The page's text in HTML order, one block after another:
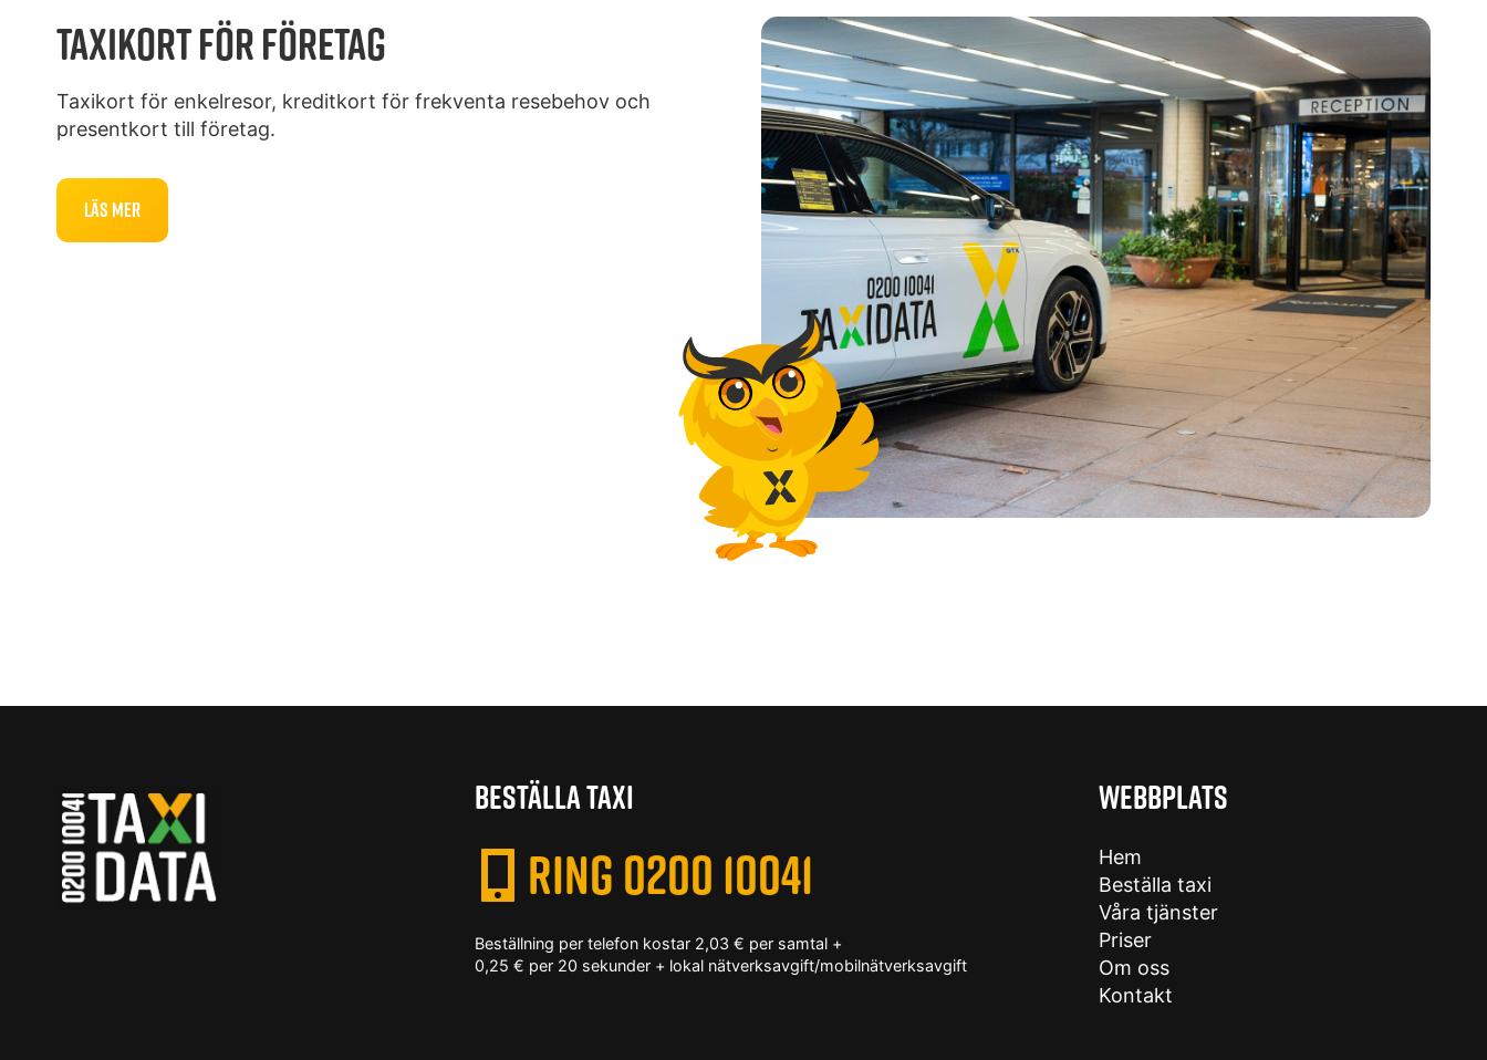
TAXIKORT FÖR FÖRETAG
Taxikort för enkelresor, kreditkort för frekventa resebehov och
presentkort till företag.
Läs Mer
BESTÄLLA TAXI
RING 0200 10041
Beställning per telefon kostar 2,03 € per samtal +
0,25 € per 20 sekunder + lokal nätverksavgift/mobilnätverksavgift
WEBBPLATS
Hem
Beställa taxi
Våra tjänster
Priser
Om oss
Kontakt